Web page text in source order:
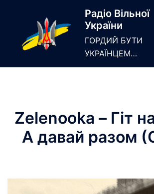
Радіо Вільної
України
ГОРДИЙ БУТИ
УКРАЇНЦЕМ…
Zelenooka – Гіт
А давай разом